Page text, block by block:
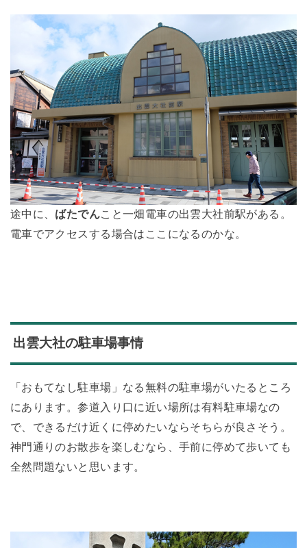
途中に、 ばたでんこと一畑電車の出雲大社前駅がある。
電車でアクセスする場合はここになるのかな。
出雲大社の駐車場事情
「おもてなし駐車場」なる無料の駐車場がいたるところ
にあります。参道入り口に近い場所は有料駐車場なの
で、できるだけ近くに停めたいならそちらが良さそう。
神門通りのお散歩を楽しむなら、手前に停めて歩いても
全然問題ないと思います。